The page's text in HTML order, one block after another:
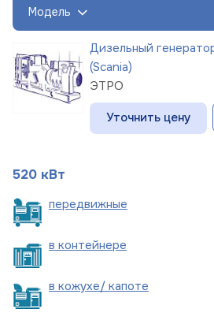
Модель
Дизельный
(Scania)
ЭТРО
Уточнить цену
520 кВт
передвижные
в контейнере
в кожухе/ капоте